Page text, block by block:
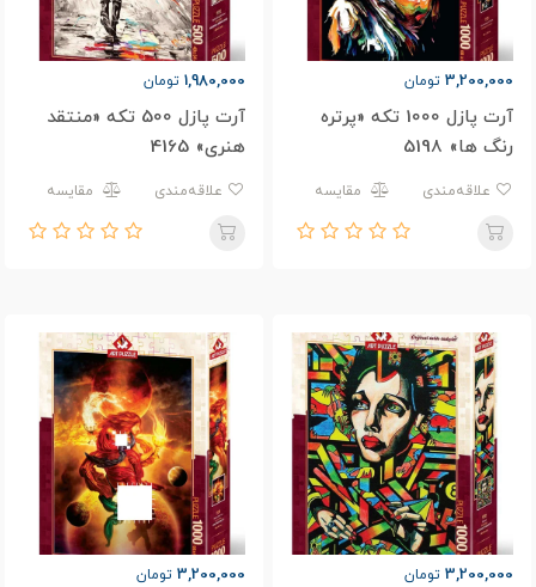
3,200,000 تومان
آرت پازل 1000 تکه «پرتره
رنگ ها» 5198
مقایسه
1,980,000 تومان
آرت پازل 500 تکه «منتقد
هنری» 4165
مقایسه
3,200,000 تومان 3,200,000 تومان